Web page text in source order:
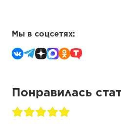
Мы в соцсетях:
Понравилась